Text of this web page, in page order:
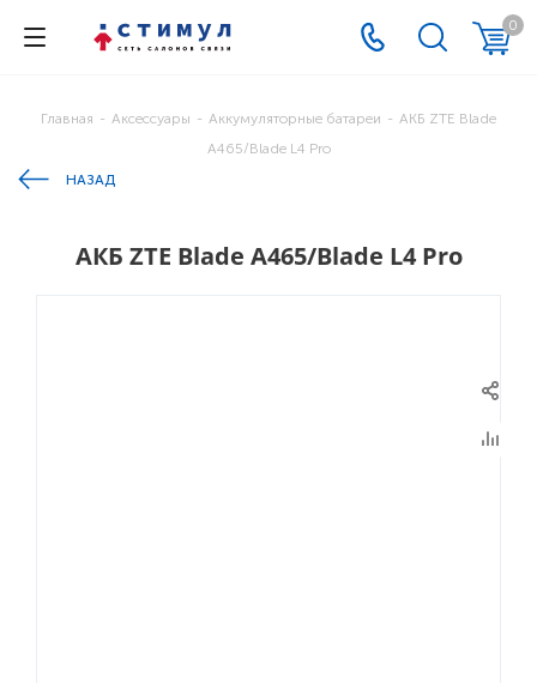
0
Главная - Аксессуары - Аккумуляторные батареи - АКБ ZTE Blade
A465/Blade L4 Pro
НАЗАД
АКБ ZTE Blade A465/Blade L4 Pro